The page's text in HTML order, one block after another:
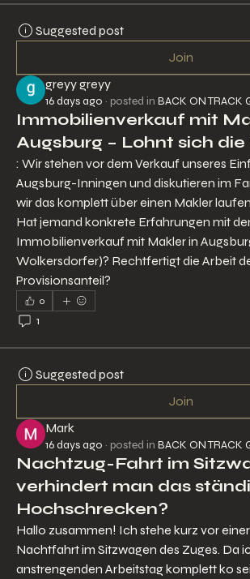
Suggested post
Join
greyy greyy
16 days ago · posted in BACK ON TRACK
Immobilienverkauf mit
Augsburg – Lohnt sich die
: Wir stehen vor dem Verkauf unseres
Augsburg-Inningen und diskutieren im
wir das komplett über einen Makler
Hat jemand konkrete Erfahrungen mit
Immobilienverkauf mit Makler in
Wolkersdorfer)? Rechtfertigt die Arbeit
Provisionsanteil?
0
1
Suggested post
Join
Mark
16 days ago · posted in BACK ON TRACK
Nachtzug-Fahrt im
verhindert man das
Hochschrecken?
Hallo zusammen! Ich stehe kurz vor
Nachtfahrt im Sitzwagen des Zuges. Da
anstrengenden Arbeitstag komplett ko